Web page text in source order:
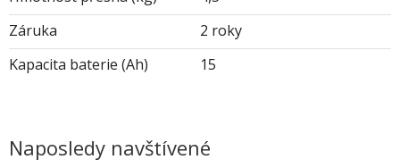
Záruka
2 roky
Kapacita baterie (Ah)
15
Naposledy navštívené